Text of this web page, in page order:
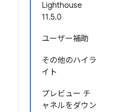
Lighthouse
11.5.0
ユーザー補助
その他のハイラ
イト
プレビュー チ
ャネルをダウン